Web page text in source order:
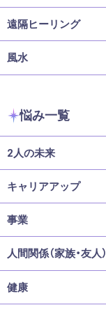
遠隔ヒーリング
風水
悩み一覧
2人の未来
キャリアアップ
事業
人間関係（家族・友人）
健康